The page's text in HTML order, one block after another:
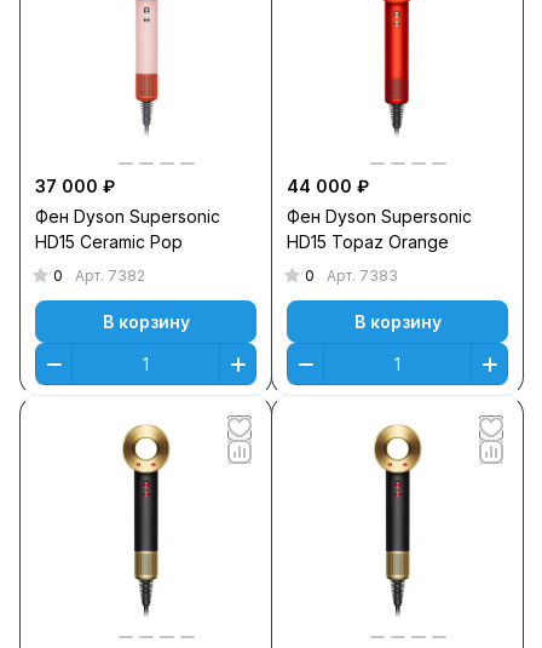
37 000 ₽
Фен Dyson Supersonic
HD15 Ceramic Pop
0 Арт. 7382
В корзину
44 000 ₽
Фен Dyson Supersonic
HD15 Topaz Orange
0 Арт. 7383
В корзину